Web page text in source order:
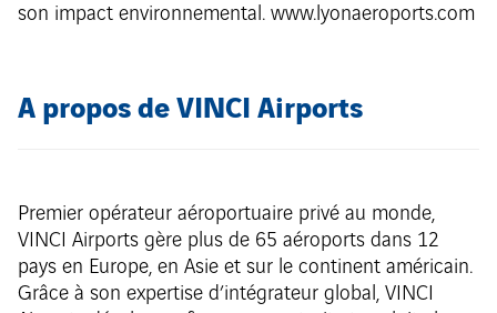
son impact environnemental. www.lyonaeroports.com
A propos de VINCI Airports
Premier opérateur aéroportuaire privé au monde,
VINCI Airports gère plus de 65 aéroports dans 12
pays en Europe, en Asie et sur le continent américain.
Grâce à son expertise d’intégrateur global, VINCI